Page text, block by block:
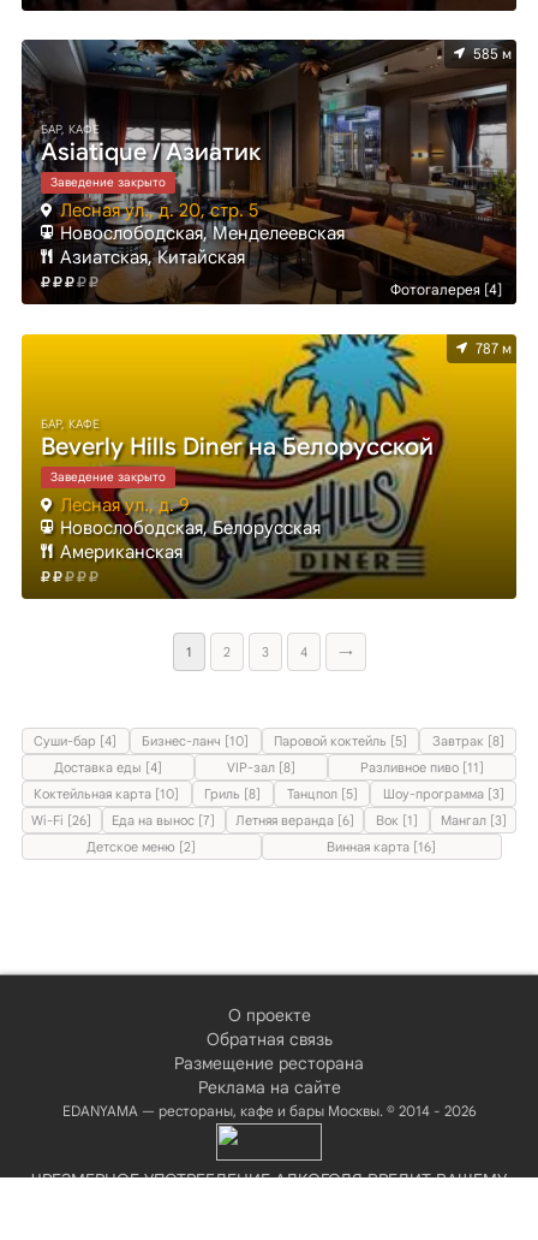
Фотогалерея [4]
585 м
БАР, КАФЕ
Asiatique / Азиатик
Заведение закрыто
Лесная ул., д. 20, стр. 5
Новослободская, Менделеевская
Азиатская, Китайская
787 м
БАР, КАФЕ
Beverly Hills Diner на Белорусской
Заведение закрыто
Лесная ул., д. 9
Новослободская, Белорусская
Американская
1 2 3 4 →
Суши-бар [4] Бизнес-ланч [10] Паровой коктейль [5]
Завтрак [8]
Доставка еды [4]
VIP-зал [8]
Разливное пиво [11]
Коктейльная карта [10]
Гриль [8] Танцпол [5]
Шоу-программа [3]
Wi-Fi [26]
Еда на вынос [7] Летняя веранда [6] Вок [1]
Мангал [3]
Детское меню [2]
Винная карта [16]
О проекте
Обратная связь
Размещение ресторана
Реклама на сайте
EDANYAMA — рестораны, кафе и бары Москвы. © 2014 - 2026
ЧРЕЗМЕРНОЕ УПОТРЕБЛЕНИЕ АЛКОГОЛЯ ВРЕДИТ ВАШЕМУ